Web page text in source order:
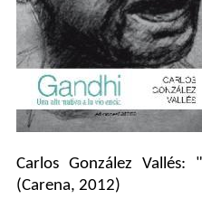
Carlos González
(Carena, 2012)